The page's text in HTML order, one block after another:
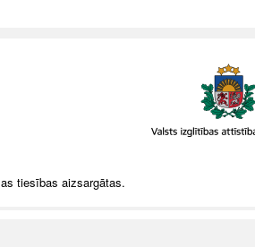
tiesības aizsargātas.